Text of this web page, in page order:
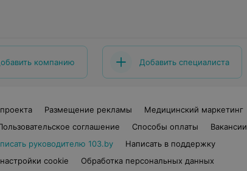
компанию Добавить специалиста
Размещение рекламы
Медицинский маркетинг
соглашение Способы оплаты
Вакансии
руководителю 103.by
Написать в поддержку
cookie
Обработка персональных данных